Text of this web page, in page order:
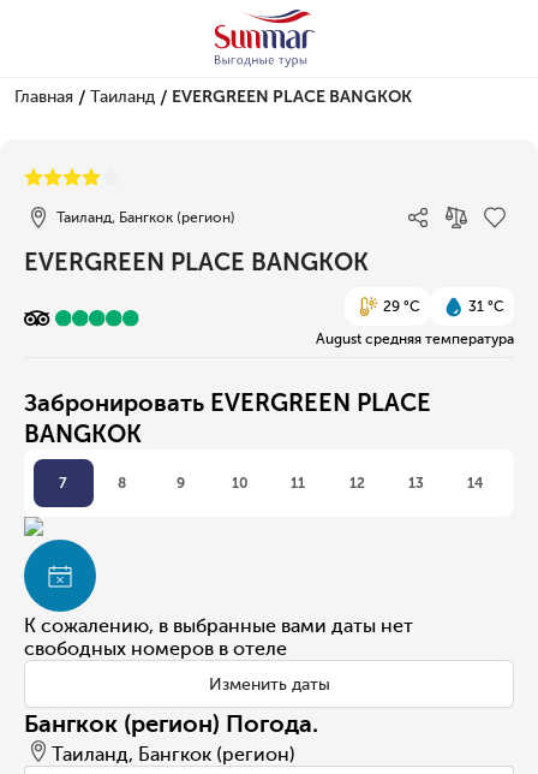
Главная / Таиланд / EVERGREEN PLACE BANGKOK
Таиланд, Бангкок (регион)
EVERGREEN PLACE BANGKOK
29 °C
31 °C
August средняя температура
Забронировать EVERGREEN PLACE
BANGKOK
7 8 9 10 11 12 13 14
К сожалению, в выбранные вами даты нет
свободных номеров в отеле
Изменить даты
Бангкок (регион) Погода.
Таиланд, Бангкок (регион)